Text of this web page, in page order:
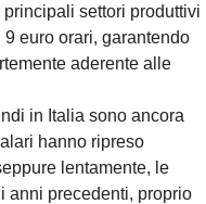
settori produttivi
euro orari, garantendo
aderente alle
in Italia sono ancora
hanno ripreso
lentamente, le
anni precedenti, proprio